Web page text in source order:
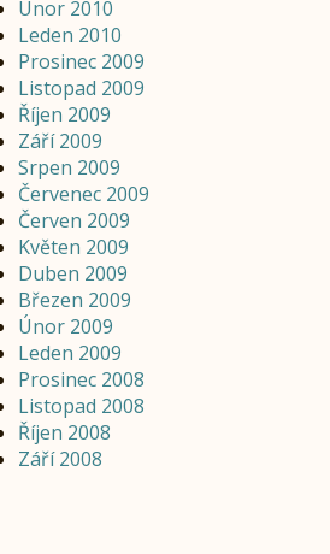
Únor 2010
Leden 2010
Prosinec 2009
Listopad 2009
Říjen 2009
Září 2009
Srpen 2009
Červenec 2009
Červen 2009
Květen 2009
Duben 2009
Březen 2009
Únor 2009
Leden 2009
Prosinec 2008
Listopad 2008
Říjen 2008
Září 2008